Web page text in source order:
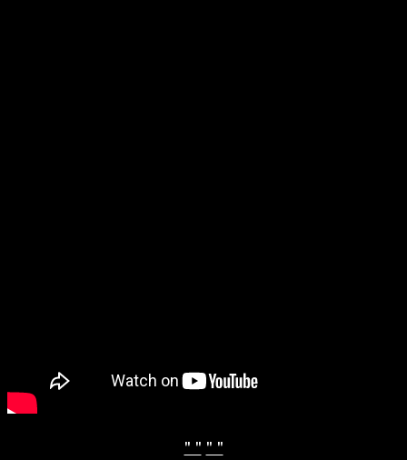
" " " "